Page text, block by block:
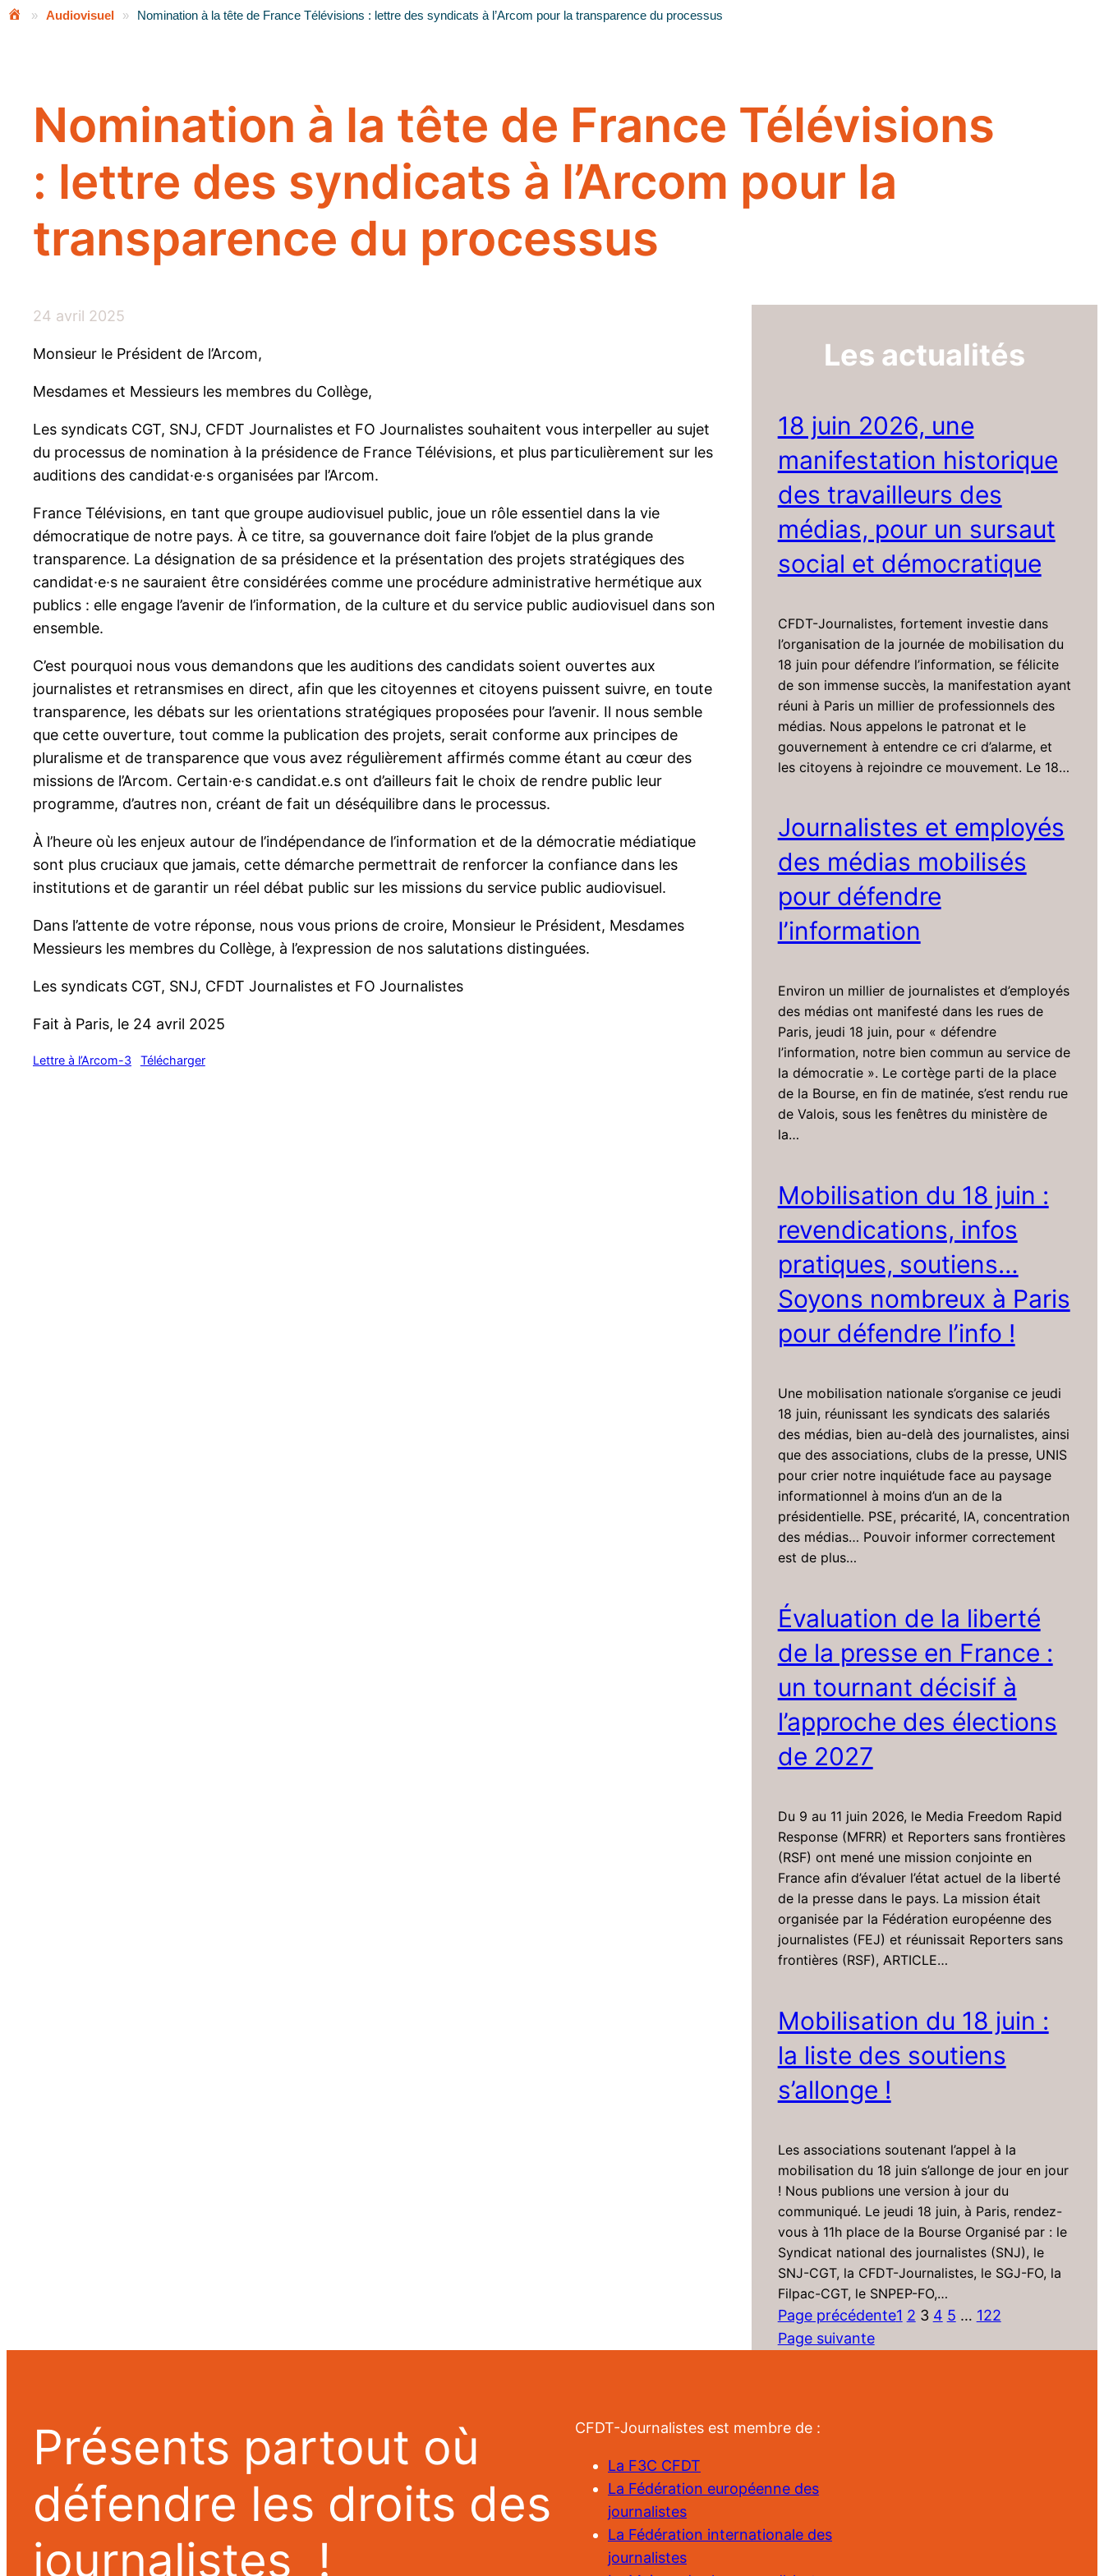
» Audiovisuel » Nomination à la tête de France Télévisions : lettre des syndicats à l’Arcom pour la transparence du processus
Nomination à la tête de France Télévisions
: lettre des syndicats à l’Arcom pour la
transparence du processus
24 avril 2025
Monsieur le Président de l’Arcom,
Mesdames et Messieurs les membres du Collège,
Les syndicats CGT, SNJ, CFDT Journalistes et FO Journalistes souhaitent vous interpeller au sujet
du processus de nomination à la présidence de France Télévisions, et plus particulièrement sur les
auditions des candidat·e·s organisées par l’Arcom.
France Télévisions, en tant que groupe audiovisuel public, joue un rôle essentiel dans la vie
démocratique de notre pays. À ce titre, sa gouvernance doit faire l’objet de la plus grande
transparence. La désignation de sa présidence et la présentation des projets stratégiques des
candidat·e·s ne sauraient être considérées comme une procédure administrative hermétique aux
publics : elle engage l’avenir de l’information, de la culture et du service public audiovisuel dans son
ensemble.
C’est pourquoi nous vous demandons que les auditions des candidats soient ouvertes aux
journalistes et retransmises en direct, afin que les citoyennes et citoyens puissent suivre, en toute
transparence, les débats sur les orientations stratégiques proposées pour l’avenir. Il nous semble
que cette ouverture, tout comme la publication des projets, serait conforme aux principes de
pluralisme et de transparence que vous avez régulièrement affirmés comme étant au cœur des
missions de l’Arcom. Certain·e·s candidat.e.s ont d’ailleurs fait le choix de rendre public leur
programme, d’autres non, créant de fait un déséquilibre dans le processus.
À l’heure où les enjeux autour de l’indépendance de l’information et de la démocratie médiatique
sont plus cruciaux que jamais, cette démarche permettrait de renforcer la confiance dans les
institutions et de garantir un réel débat public sur les missions du service public audiovisuel.
Dans l’attente de votre réponse, nous vous prions de croire, Monsieur le Président, Mesdames
Messieurs les membres du Collège, à l’expression de nos salutations distinguées.
Les syndicats CGT, SNJ, CFDT Journalistes et FO Journalistes
Fait à Paris, le 24 avril 2025
Lettre à l’Arcom-3 Télécharger
Les actualités
18 juin 2026, une
manifestation historique
des travailleurs des
médias, pour un sursaut
social et démocratique
CFDT-Journalistes, fortement investie dans
l’organisation de la journée de mobilisation du
18 juin pour défendre l’information, se félicite
de son immense succès, la manifestation ayant
réuni à Paris un millier de professionnels des
médias. Nous appelons le patronat et le
gouvernement à entendre ce cri d’alarme, et
les citoyens à rejoindre ce mouvement. Le 18…
Journalistes et employés
des médias mobilisés
pour défendre
l’information
Environ un millier de journalistes et d’employés
des médias ont manifesté dans les rues de
Paris, jeudi 18 juin, pour « défendre
l’information, notre bien commun au service de
la démocratie ». Le cortège parti de la place
de la Bourse, en fin de matinée, s’est rendu rue
de Valois, sous les fenêtres du ministère de
la…
Mobilisation du 18 juin :
revendications, infos
pratiques, soutiens…
Soyons nombreux à Paris
pour défendre l’info !
Une mobilisation nationale s’organise ce jeudi
18 juin, réunissant les syndicats des salariés
des médias, bien au-delà des journalistes, ainsi
que des associations, clubs de la presse, UNIS
pour crier notre inquiétude face au paysage
informationnel à moins d’un an de la
présidentielle. PSE, précarité, IA, concentration
des médias… Pouvoir informer correctement
est de plus…
Évaluation de la liberté
de la presse en France :
un tournant décisif à
l’approche des élections
de 2027
Du 9 au 11 juin 2026, le Media Freedom Rapid
Response (MFRR) et Reporters sans frontières
(RSF) ont mené une mission conjointe en
France afin d’évaluer l’état actuel de la liberté
de la presse dans le pays. La mission était
organisée par la Fédération européenne des
journalistes (FEJ) et réunissait Reporters sans
frontières (RSF), ARTICLE…
Mobilisation du 18 juin :
la liste des soutiens
s’allonge !
Les associations soutenant l’appel à la
mobilisation du 18 juin s’allonge de jour en jour
! Nous publions une version à jour du
communiqué. Le jeudi 18 juin, à Paris, rendez-
vous à 11h place de la Bourse Organisé par : le
Syndicat national des journalistes (SNJ), le
SNJ-CGT, la CFDT-Journalistes, le SGJ-FO, la
Filpac-CGT, le SNPEP-FO,…
Page précédente1 2 3 4 5 … 122
Page suivante
Présents partout où
défendre les droits des
journalistes !
CFDT-Journalistes est membre de :
La F3C CFDT
La Fédération européenne des
journalistes
La Fédération internationale des
journalistes